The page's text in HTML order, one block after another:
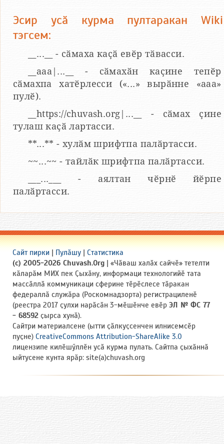
Эсир усӑ курма пултаракан Wiki
тэгсем:
__...__ - сӑмаха каҫӑ евӗр тӑвасси.
__aaa|...__ - сӑмахӑн каҫине тепӗр
сӑмахпа хатӗрлесси («...» вырӑнне «ааа»
пулӗ).
__https://chuvash.org|...__ - сӑмах ҫине
тулаш каҫӑ лартасси.
**...** - хулӑм шрифтпа палӑртасси.
~~...~~ - тайлӑк шрифтпа палӑртасси.
___...___ - аялтан чӗрнӗ йӗрпе
палӑртасси.
Сайт пирки | Пулӑшу | Статистика
(c) 2005-2026 Chuvash.Org | «Чӑваш халӑх сайчӗ» тетелти
кӑларӑм МИХ пек Ҫыхӑну, информаци технологийӗ тата
массӑллӑ коммуникаци сферине тӗрӗслесе тӑракан
федераллӑ служӑра (Роскомнадзорта) регистрациленӗ
(реестра 2017 ҫулхи нарӑсӑн 3-мӗшӗнче евӗр ЭЛ № ФС 77
- 68592 ҫырса хунӑ).
Сайтри материалсене (ытти ҫӑлкуҫсенчен илнисемсӗр
пуҫне) CreativeCommons Attribution-ShareAlike 3.0
лицензипе килӗшӳллӗн усӑ курма пулать. Сайтпа ҫыхӑннӑ
ыйтусене кунта ярӑр: site(a)chuvash.org